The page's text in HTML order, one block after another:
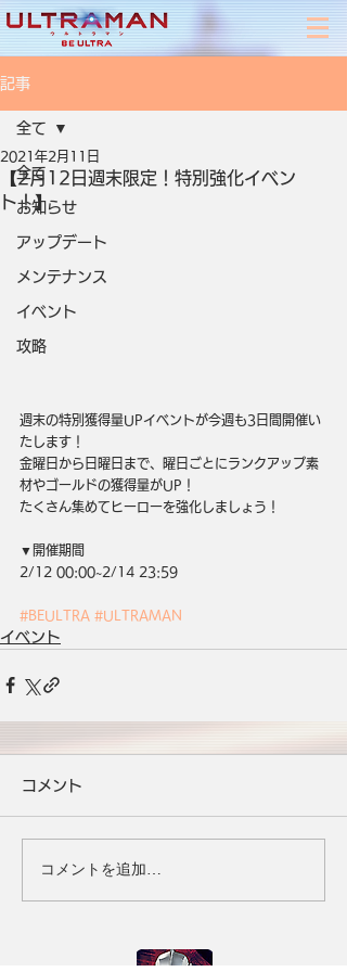
記事
全て
お知らせ
アップデート
メンテナンス
イベント
攻略
全て
【2月12日週末限定！特別強化イベン
ト！】
2021年2月11日
週末の特別獲得量UPイベントが今週も3日間開催い
たします！
金曜日から日曜日まで、曜日ごとにランクアップ素
材やゴールドの獲得量がUP！
たくさん集めてヒーローを強化しましょう！
▼開催期間
2/12 00:00~2/14 23:59
#BEULTRA #ULTRAMAN
イベント
コメント
コメントを追加…